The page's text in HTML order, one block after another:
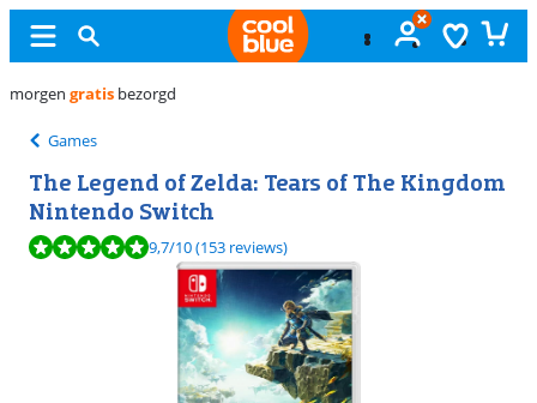
Games
The Legend of Zelda: Tears of The Kingdom
Nintendo Switch
Beoordeling is 9,7 van de 10, gebaseerd op 153 reviews.
9,7/10(153 reviews)